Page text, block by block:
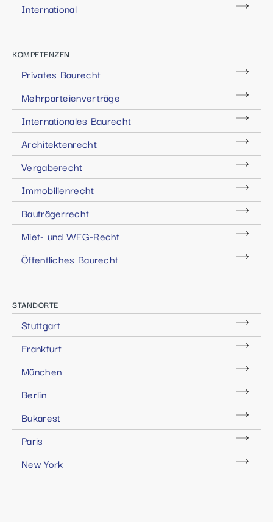
International
KOMPETENZEN
Privates Baurecht
Mehrparteienverträge
Internationales Baurecht
Architektenrecht
Vergaberecht
Immobilienrecht
Bauträgerrecht
Miet- und WEG-Recht
Öffentliches Baurecht
STANDORTE
Stuttgart
Frankfurt
München
Berlin
Bukarest
Paris
New York